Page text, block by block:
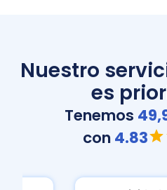
Nuestro
es
Tenemos
con 4.83